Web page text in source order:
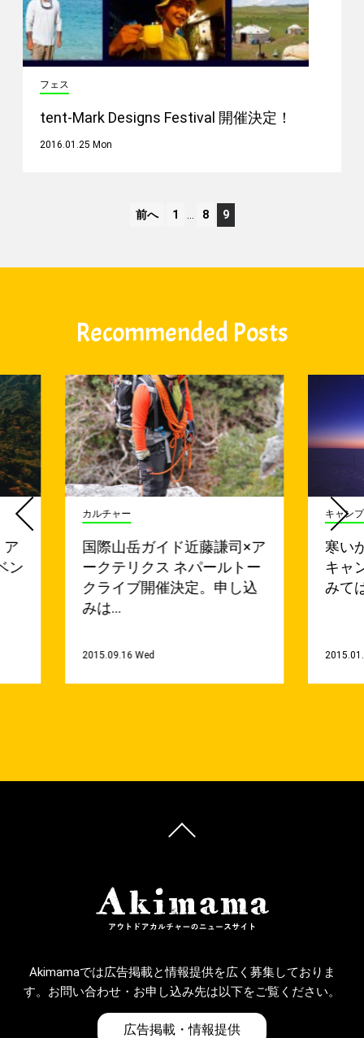
フェス
tent-Mark Designs Festival 開催決定！
2016.01.25 Mon
前へ 1 8 9
Recommended Posts
ン
カルチャー
国際山岳ガイド近藤謙司×ア
ークテリクス ネパールトー
クライブ開催決定。申し込
みは…
2015.09.16 Wed
キャンプ
寒い
キャ
みて
Akimamaでは広告掲載と情報提供を広く募集しておりま
す。お問い合わせ・お申し込み先は以下をご覧ください。
広告掲載・情報提供